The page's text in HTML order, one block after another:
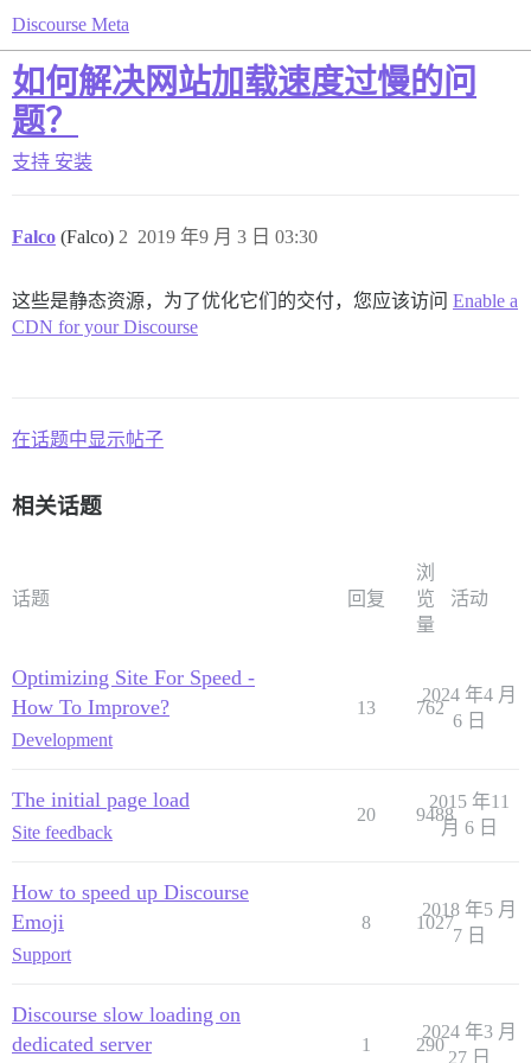
Discourse Meta
如何解决网站加载速度过慢的问
题？
支持 安装
Falco (Falco) 2019 年9 月 3 日 03:30
2
这些是静态资源，为了优化它们的交付，您应该访问 Enable a
CDN for your Discourse
在话题中显示帖子
相关话题
话题 回复
浏
览
量
活动
Optimizing Site For Speed -
How To Improve?
Development
13 762
2024 年4 月
6 日
The initial page load
Site feedback
20 9488
2015 年11
月 6 日
How to speed up Discourse
Emoji
Support
8 1027
2018 年5 月
7 日
Discourse slow loading on
dedicated server
1 290
2024 年3 月
27 日